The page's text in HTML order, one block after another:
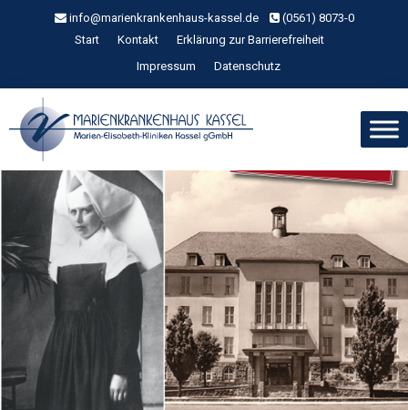
info@marienkrankenhaus-kassel.de
(0561) 8073-0
Start
Kontakt
Erklärung zur Barrierefreiheit
Impressum
Datenschutz